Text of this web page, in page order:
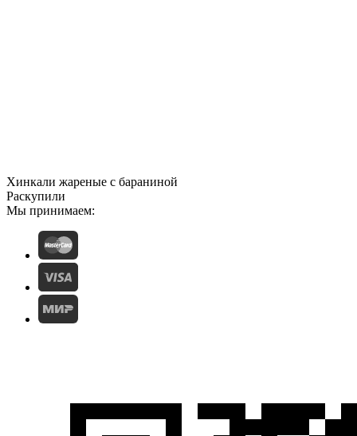
Хинкали жареные с бараниной
Раскупили
Мы принимаем: